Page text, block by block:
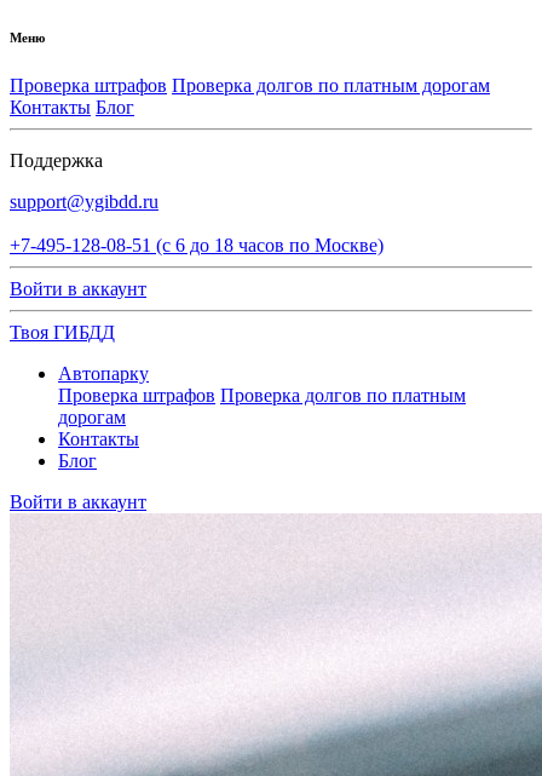
Меню
Проверка штрафов Проверка долгов по платным дорогам
Контакты Блог
Поддержка
support@ygibdd.ru
+7-495-128-08-51 (с 6 до 18 часов по Москве)
Войти в аккаунт
Твоя ГИБДД
Автопарку
Проверка штрафов Проверка долгов по платным
дорогам
Контакты
Блог
Войти в аккаунт